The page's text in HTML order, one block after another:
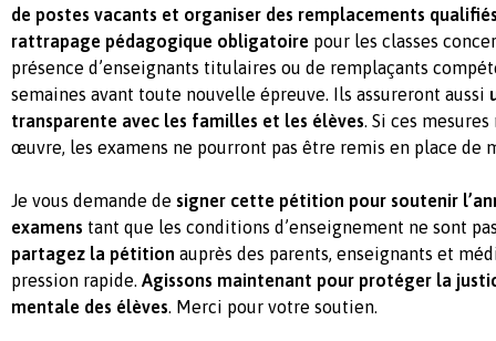
de postes vacants et organiser des remplacements
rattrapage pédagogique obligatoire pour les classes
présence d’enseignants titulaires ou de remplaçants
semaines avant toute nouvelle épreuve. Ils assureront aussi
transparente avec les familles et les élèves. Si ces
œuvre, les examens ne pourront pas être remis en place de
Je vous demande de signer cette pétition pour soutenir
examens tant que les conditions d’enseignement ne sont
partagez la pétition auprès des parents, enseignants et
pression rapide. Agissons maintenant pour protéger la
mentale des élèves. Merci pour votre soutien.